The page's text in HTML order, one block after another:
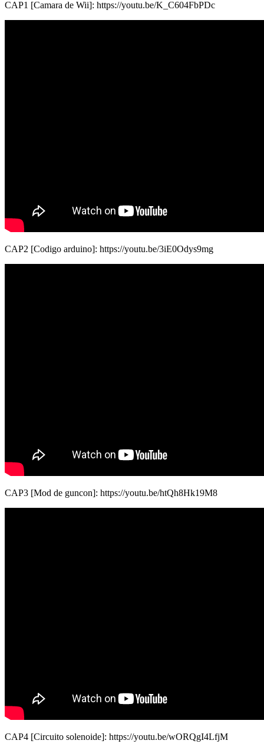
CAP1 [Camara de Wii]: https://youtu.be/K_C604FbPDc
CAP2 [Codigo arduino]: https://youtu.be/3iE0Odys9mg
CAP3 [Mod de guncon]: https://youtu.be/htQh8Hk19M8
CAP4 [Circuito solenoide]: https://youtu.be/wORQgI4LfjM